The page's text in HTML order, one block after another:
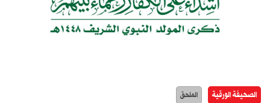
الصحيفة الورقية الملحق